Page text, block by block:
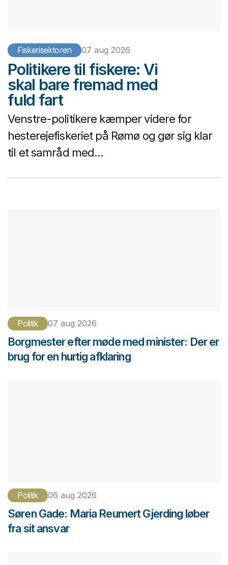
Fiskerisektoren 07 aug 2026
Politikere til fiskere: Vi
skal bare fremad med
fuld fart
Venstre-politikere kæmper videre for
hesterejefiskeriet på Rømø og gør sig klar
til et samråd med...
Politik 07 aug 2026
Borgmester efter møde med minister: Der er
brug for en hurtig afklaring
Politik 06 aug 2026
Søren Gade: Maria Reumert Gjerding løber
fra sit ansvar